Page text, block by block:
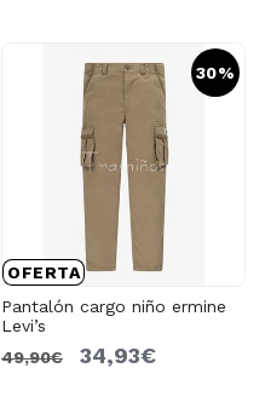
30%
OFERTA
Pantalón cargo niño ermine
Levi’s
49,90€
34,93€